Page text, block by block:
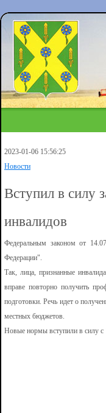
2023-01-06 15:56:25
Новости
Вступил в силу
инвалидов
Федеральным законом от
Федерации".
Так, лица, признанные
вправе повторно получить
подготовки. Речь идет о
местных бюджетов.
Новые нормы вступили в силу с